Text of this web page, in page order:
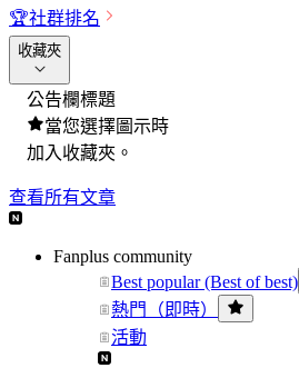
🏆社群排名
收藏夾
公告欄標題
當您選擇圖示時
加入收藏夾。
查看所有文章
Fanplus community
Best popular (Best of best)
熱門（即時）
活動